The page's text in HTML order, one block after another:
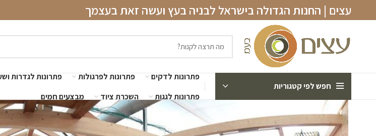
עצים | החנות הגדולה בישראל לבניה בעץ ועשה זאת בעצמך
חפש לפי קטגוריות
פתרונות לדקים פתרונות לפרגולות
פתרונות לגדרות
פתרונות לגגות
השכרת ציוד מבצעים חמים